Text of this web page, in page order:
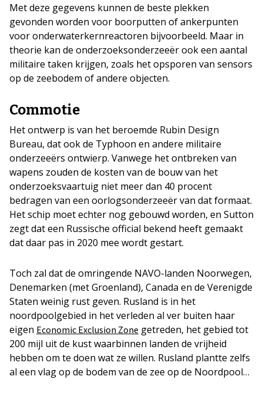
Met deze gegevens kunnen de beste plekken
gevonden worden voor boorputten of ankerpunten
voor onderwaterkernreactoren bijvoorbeeld. Maar in
theorie kan de onderzoeksonderzeeër ook een aantal
militaire taken krijgen, zoals het opsporen van sensors
op de zeebodem of andere objecten.
Commotie
Het ontwerp is van het beroemde Rubin Design
Bureau, dat ook de Typhoon en andere militaire
onderzeeërs ontwierp. Vanwege het ontbreken van
wapens zouden de kosten van de bouw van het
onderzoeksvaartuig niet meer dan 40 procent
bedragen van een oorlogsonderzeeër van dat formaat.
Het schip moet echter nog gebouwd worden, en Sutton
zegt dat een Russische official bekend heeft gemaakt
dat daar pas in 2020 mee wordt gestart.
Toch zal dat de omringende NAVO-landen Noorwegen,
Denemarken (met Groenland), Canada en de Verenigde
Staten weinig rust geven. Rusland is in het
noordpoolgebied in het verleden al ver buiten haar
eigen Economic Exclusion Zone getreden, het gebied tot
200 mijl uit de kust waarbinnen landen de vrijheid
hebben om te doen wat ze willen. Rusland plantte zelfs
al een vlag op de bodem van de zee op de Noordpool…